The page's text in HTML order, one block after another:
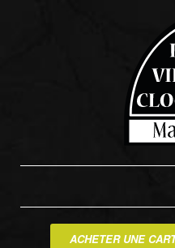
ACHETER UNE